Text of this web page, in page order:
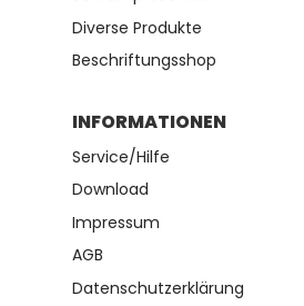
Diverse Produkte
Beschriftungsshop
INFORMATIONEN
Service/Hilfe
Download
Impressum
AGB
Datenschutzerklärung